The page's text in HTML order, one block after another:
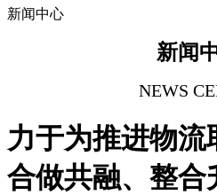
新闻中心
新闻
NEWS
力于为推进物流
合做共融、整合